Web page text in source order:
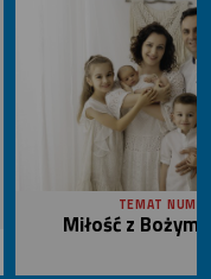
TEMAT
Miłość z